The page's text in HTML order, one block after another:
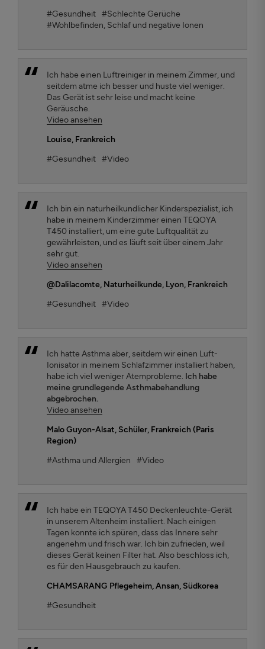
#Gesundheit
#Schlechte Gerüche
#Wohlbefinden, Schlaf und negative Ionen
Ich habe einen Luftreiniger in meinem Zimmer, und
seitdem atme ich besser und huste viel weniger.
Das Gerät ist sehr leise und macht keine
Geräusche.
Video ansehen
Louise, Frankreich
#Gesundheit
#Video
Ich bin ein naturheilkundlicher Kinderspezialist, ich
habe in meinem Kinderzimmer einen TEQOYA
T450 installiert, um eine gute Luftqualität zu
gewährleisten, und es läuft seit über einem Jahr
sehr gut.
Video ansehen
@Dalilacomte, Naturheilkunde, Lyon, Frankreich
#Gesundheit
#Video
Ich hatte Asthma aber, seitdem wir einen Luft-
Ionisator in meinem Schlafzimmer installiert haben,
habe ich viel weniger Atemprobleme. Ich habe
meine grundlegende Asthmabehandlung
abgebrochen.
Video ansehen
Malo Guyon-Alsat, Schüler, Frankreich (Paris
Region)
#Asthma und Allergien
#Video
Ich habe ein TEQOYA T450 Deckenleuchte-Gerät
in unserem Altenheim installiert. Nach einigen
Tagen konnte ich spüren, dass das Innere sehr
angenehm und frisch war. Ich bin zufrieden, weil
dieses Gerät keinen Filter hat. Also beschloss ich,
es für den Hausgebrauch zu kaufen.
CHAMSARANG Pflegeheim, Ansan, Südkorea
#Gesundheit